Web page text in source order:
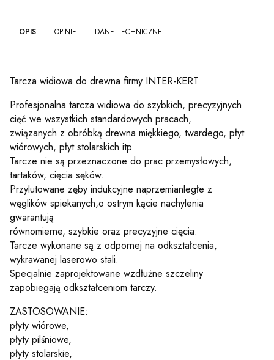
OPIS OPINIE DANE TECHNICZNE
Tarcza widiowa do drewna firmy INTER-KERT.
Profesjonalna tarcza widiowa do szybkich, precyzyjnych
cięć we wszystkich standardowych pracach,
związanych z obróbką drewna miękkiego, twardego, płyt
wiórowych, płyt stolarskich itp.
Tarcze nie są przeznaczone do prac przemysłowych,
tartaków, cięcia sęków.
Przylutowane zęby indukcyjne naprzemianległe z
węglików spiekanych,o ostrym kącie nachylenia
gwarantują
równomierne, szybkie oraz precyzyjne cięcia.
Tarcze wykonane są z odpornej na odkształcenia,
wykrawanej laserowo stali.
Specjalnie zaprojektowane wzdłużne szczeliny
zapobiegają odkształceniom tarczy.
ZASTOSOWANIE:
płyty wiórowe,
płyty pilśniowe,
płyty stolarskie,